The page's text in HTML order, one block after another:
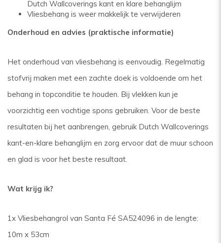
Dutch Wallcoverings kant en klare behanglijm
Vliesbehang is weer makkelijk te verwijderen
Onderhoud en advies (praktische informatie)
Het onderhoud van vliesbehang is eenvoudig. Regelmatig
stofvrij maken met een zachte doek is voldoende om het
behang in topconditie te houden. Bij vlekken kun je
voorzichtig een vochtige spons gebruiken. Voor de beste
resultaten bij het aanbrengen, gebruik Dutch Wallcoverings
kant-en-klare behanglijm en zorg ervoor dat de muur schoon
en glad is voor het beste resultaat.
Wat krijg ik?
1x Vliesbehangrol van Santa Fé SA524096 in de lengte:
10m x 53cm